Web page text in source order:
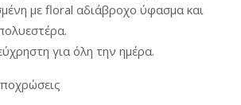
με floral αδιάβροχο ύφασμα και
για όλη την ημέρα.